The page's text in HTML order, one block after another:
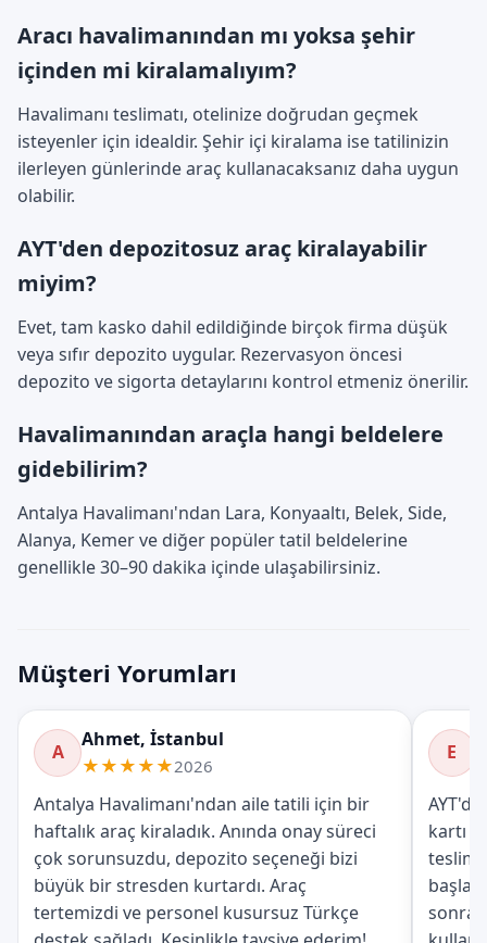
Aracı havalimanından mı yoksa şehir
içinden mi kiralamalıyım?
Havalimanı teslimatı, otelinize doğrudan geçmek
isteyenler için idealdir. Şehir içi kiralama ise tatilinizin
ilerleyen günlerinde araç kullanacaksanız daha uygun
olabilir.
AYT'den depozitosuz araç kiralayabilir
miyim?
Evet, tam kasko dahil edildiğinde birçok firma düşük
veya sıfır depozito uygular. Rezervasyon öncesi
depozito ve sigorta detaylarını kontrol etmeniz önerilir.
Havalimanından araçla hangi beldelere
gidebilirim?
Antalya Havalimanı'ndan Lara, Konyaaltı, Belek, Side,
Alanya, Kemer ve diğer popüler tatil beldelerine
genellikle 30–90 dakika içinde ulaşabilirsiniz.
Müşteri Yorumları
Yorum: Ahmet
A
Ahmet, İstanbul
★★★★★2026
Antalya Havalimanı'ndan aile tatili için bir
haftalık araç kiraladık. Anında onay süreci
çok sorunsuzdu, depozito seçeneği bizi
büyük bir stresden kurtardı. Araç
tertemizdi ve personel kusursuz Türkçe
E
kartı